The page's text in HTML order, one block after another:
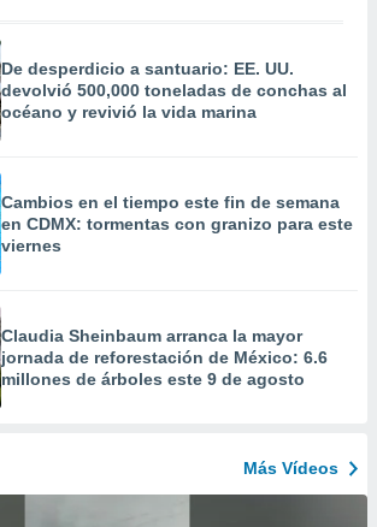
De desperdicio a santuario: EE. UU.
devolvió 500,000 toneladas de conchas al
océano y revivió la vida marina
Cambios en el tiempo este fin de semana
en CDMX: tormentas con granizo para este
viernes
Claudia Sheinbaum arranca la mayor
jornada de reforestación de México: 6.6
millones de árboles este 9 de agosto
Más Vídeos